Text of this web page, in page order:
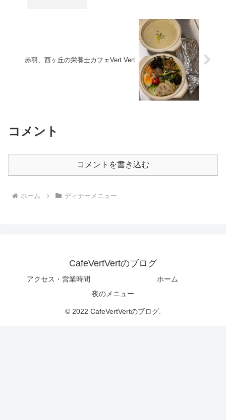
赤羽、西ヶ丘の栄養士カフェVert Vert
コメント
コメントを書き込む
ホーム ディナーメニュー
CafeVertVertのブログ
アクセス・営業時間
ホーム
夜のメニュー
© 2022 CafeVertVertのブログ.